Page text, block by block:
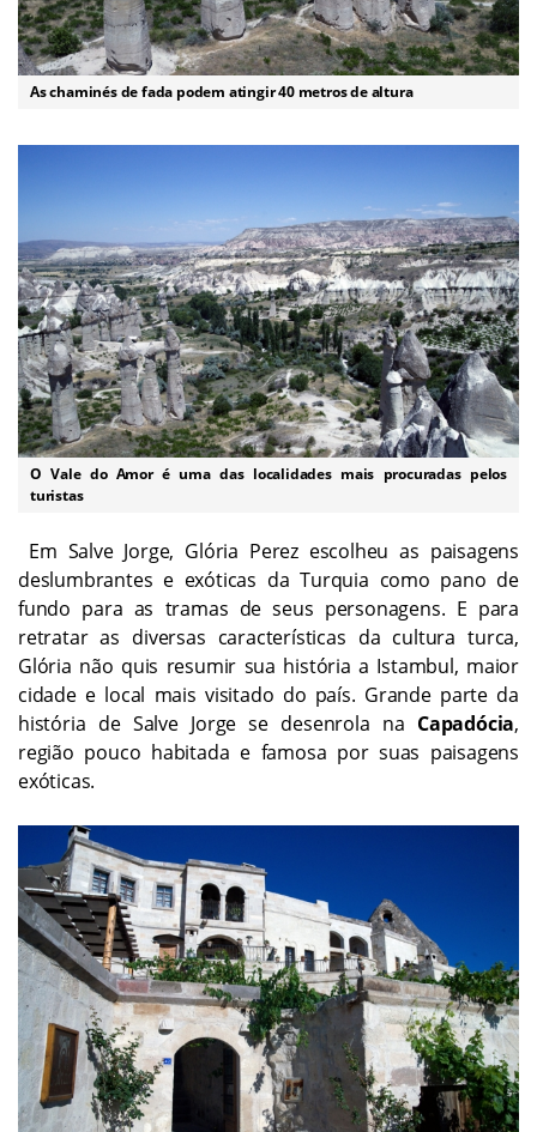
As chaminés de fada podem atingir 40 metros de altura
O Vale do Amor é uma das localidades mais procuradas pelos
turistas
Em Salve Jorge, Glória Perez escolheu as paisagens
deslumbrantes e exóticas da Turquia como pano de
fundo para as tramas de seus personagens. E para
retratar as diversas características da cultura turca,
Glória não quis resumir sua história a Istambul, maior
cidade e local mais visitado do país. Grande parte da
história de Salve Jorge se desenrola na Capadócia,
região pouco habitada e famosa por suas paisagens
exóticas.